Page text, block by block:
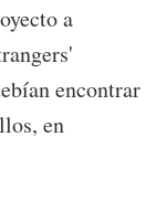
a
encontrar
en